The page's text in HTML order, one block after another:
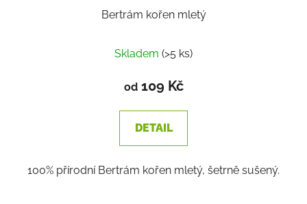
Bertrám kořen mletý
Skladem (>5 ks)
od109 Kč
DETAIL
100% přírodní Bertrám kořen mletý, šetrně sušený.